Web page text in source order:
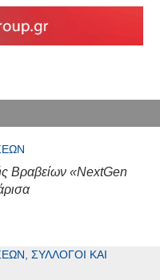
Βραβείων «NextGen
ΣΎΛΛΟΓΟΙ ΚΑΙ